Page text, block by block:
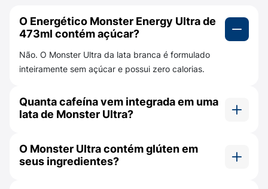
além do sabor tradicional. Experimente a
energia que te mantém ativo e concentrado,
Principais Benefícios do Monster Energy
Zero Açúcar e Zero Calorias:Ideal para
dietas restritivas e para manter a forma.
Performance Elevada:Cafeína e taurina
para máximo foco e energia.
O Energético Monster Energy Ultra de
473ml contém açúcar?
Não. O Monster Ultra da lata branca é formulado
inteiramente sem açúcar e possui zero calorias.
Quanta cafeína vem integrada em uma
lata de Monster Ultra?
contém cerca de 150 mg de cafeína para
fornecer energia e foco.
O Monster Ultra contém glúten em
seus ingredientes?